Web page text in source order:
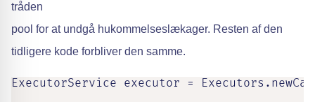
tråden
pool for at undgå hukommelseslækager. Resten af den
tidligere kode forbliver den samme.
ExecutorService executor =